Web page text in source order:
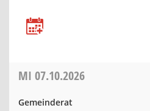
MI 07.10.2026
Gemeinderat